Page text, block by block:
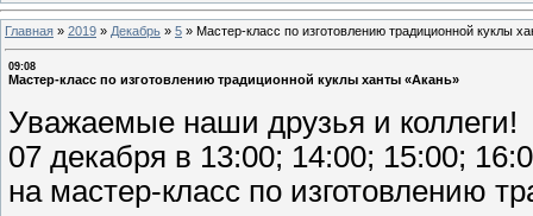
Главная » 2019 » Декабрь » 5 » Мастер-класс по изготовлению традиционной куклы
09:08
Мастер-класс по изготовлению традиционной куклы ханты «Акань»
Уважаемые наши друзья и коллеги!
07 декабря в 13:00; 14:00; 15:00;
на мастер-класс по изготовлению